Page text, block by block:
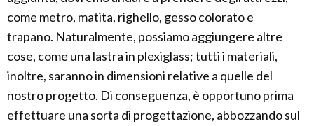
come metro, matita, righello, gesso colorato e
trapano. Naturalmente, possiamo aggiungere altre
cose, come una lastra in plexiglass; tutti i materiali,
inoltre, saranno in dimensioni relative a quelle del
nostro progetto. Di conseguenza, è opportuno prima
effettuare una sorta di progettazione, abbozzando sul